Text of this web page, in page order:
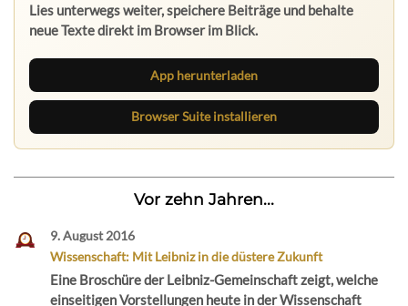
Lies unterwegs weiter, speichere Beiträge und behalte
neue Texte direkt im Browser im Blick.
App herunterladen
Browser Suite installieren
Vor zehn Jahren...
9. August 2016
Wissenschaft: Mit Leibniz in die düstere Zukunft
Eine Broschüre der Leibniz-Gemeinschaft zeigt, welche
einseitigen Vorstellungen heute in der Wissenschaft